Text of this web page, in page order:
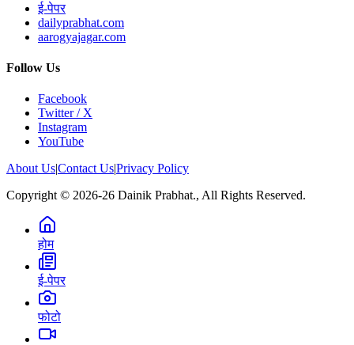
ई-पेपर
dailyprabhat.com
aarogyajagar.com
Follow Us
Facebook
Twitter / X
Instagram
YouTube
About Us|Contact Us|Privacy Policy
Copyright © 2026-26 Dainik Prabhat., All Rights Reserved.
होम
ई-पेपर
फोटो